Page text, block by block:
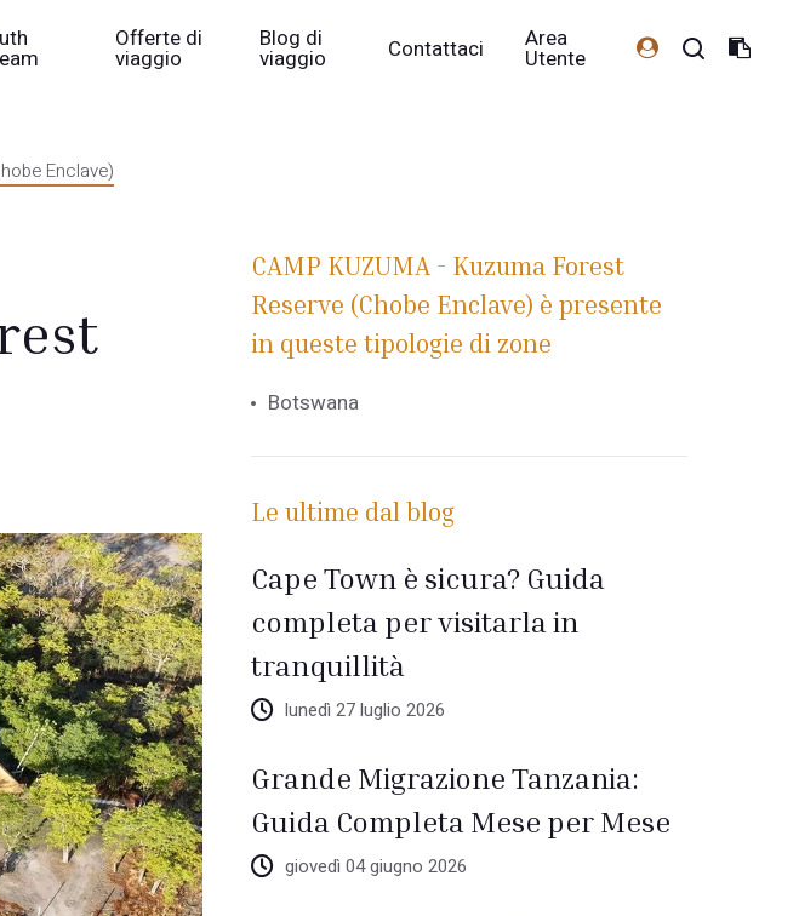
Offerte di
viaggio
Blog di
viaggio Contattaci Area
Utente
Enclave)
CAMP KUZUMA - Kuzuma Forest
Reserve (Chobe Enclave) è presente
in queste tipologie di zone
Botswana
Le ultime dal blog
Cape Town è sicura? Guida
completa per visitarla in
tranquillità
lunedì 27 luglio 2026
Grande Migrazione Tanzania:
Guida Completa Mese per Mese
giovedì 04 giugno 2026